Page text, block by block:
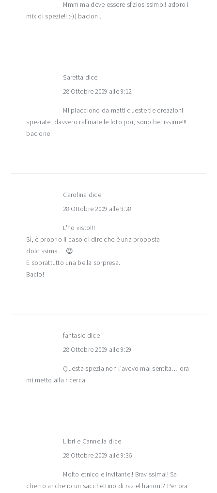
Mmm ma deve essere sfiziosissimo!! adoro i
mix di spezie!! :-)) bacioni..
Saretta dice
28 Ottobre 2009 alle 9:12
Mi piacciono da matti queste tie creazioni
speziate, davvero raffinate.le foto poi, sono bellissime!!!
bacione
Carolina dice
28 Ottobre 2009 alle 9:28
L'ho visto!!!
Sì, è proprio il caso di dire che è una proposta
dolcissima… 😉
E soprattutto una bella sorpresa.
Bacio!
fantasie dice
28 Ottobre 2009 alle 9:29
Questa spezia non l'avevo mai sentita… ora
mi metto alla ricerca!
Libri e Cannella dice
28 Ottobre 2009 alle 9:36
Molto etnico e invitante!! Bravissima!! Sai
che ho anche io un sacchettino di raz el hanout? Per ora